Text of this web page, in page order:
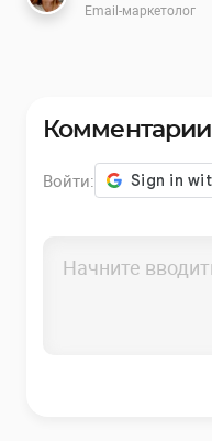
Email-маркетолог
Комментарии
Войти: